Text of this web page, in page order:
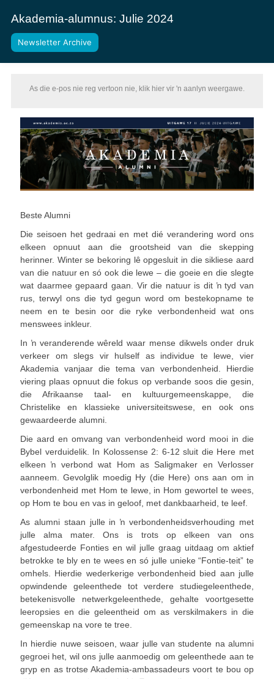
Akademia-alumnus: Julie 2024
Newsletter Archive
As die e-pos nie reg vertoon nie, klik hier vir 'n aanlyn weergawe.
Beste Alumni
Die seisoen het gedraai en met dié verandering word ons
elkeen opnuut aan die grootsheid van die skepping
herinner. Winter se bekoring lê opgesluit in die sikliese aard
van die natuur en só ook die lewe – die goeie en die slegte
wat daarmee gepaard gaan. Vir die natuur is dit ŉ tyd van
rus, terwyl ons die tyd gegun word om bestekopname te
neem en te besin oor die ryke verbondenheid wat ons
menswees inkleur.
In ŉ veranderende wêreld waar mense dikwels onder druk
verkeer om slegs vir hulself as individue te lewe, vier
Akademia vanjaar die tema van verbondenheid. Hierdie
viering plaas opnuut die fokus op verbande soos die gesin,
die Afrikaanse taal- en kultuurgemeenskappe, die
Christelike en klassieke universiteitswese, en ook ons
gewaardeerde alumni.
Die aard en omvang van verbondenheid word mooi in die
Bybel verduidelik. In Kolossense 2: 6-12 sluit die Here met
elkeen ŉ verbond wat Hom as Saligmaker en Verlosser
aanneem. Gevolglik moedig Hy (die Here) ons aan om in
verbondenheid met Hom te lewe, in Hom gewortel te wees,
op Hom te bou en vas in geloof, met dankbaarheid, te leef.
As alumni staan julle in ŉ verbondenheidsverhouding met
julle alma mater. Ons is trots op elkeen van ons
afgestudeerde Fonties en wil julle graag uitdaag om aktief
betrokke te bly en te wees en só julle unieke “Fontie-teit” te
omhels. Hierdie wederkerige verbondenheid bied aan julle
opwindende geleenthede tot verdere studiegeleenthede,
betekenisvolle netwerkgeleenthede, gehalte voortgesette
leeropsies en die geleentheid om as verskilmakers in die
gemeenskap na vore te tree.
In hierdie nuwe seisoen, waar julle van studente na alumni
gegroei het, wil ons julle aanmoedig om geleenthede aan te
gryp en as trotse Akademia-ambassadeurs voort te bou op